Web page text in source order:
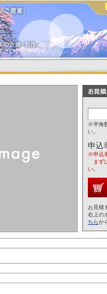
※半角
い。
申込
※申込
まず
い。
お見積
右上の
ちらか